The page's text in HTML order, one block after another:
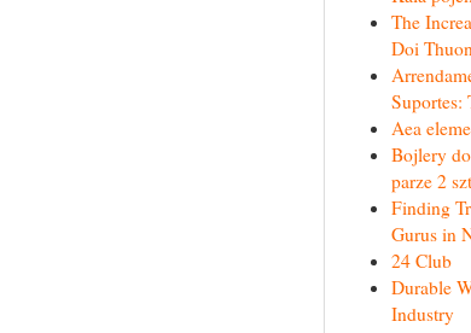
The
Doi
Suportes:
Aea
Bojlery
parze 2
Finding
Gurus in
24 Club
Durable
Industry